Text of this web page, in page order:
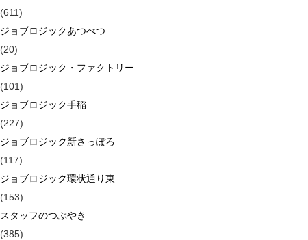
(611)
ジョブロジックあつべつ
(20)
ジョブロジック・ファクトリー
(101)
ジョブロジック手稲
(227)
ジョブロジック新さっぽろ
(117)
ジョブロジック環状通り東
(153)
スタッフのつぶやき
(385)